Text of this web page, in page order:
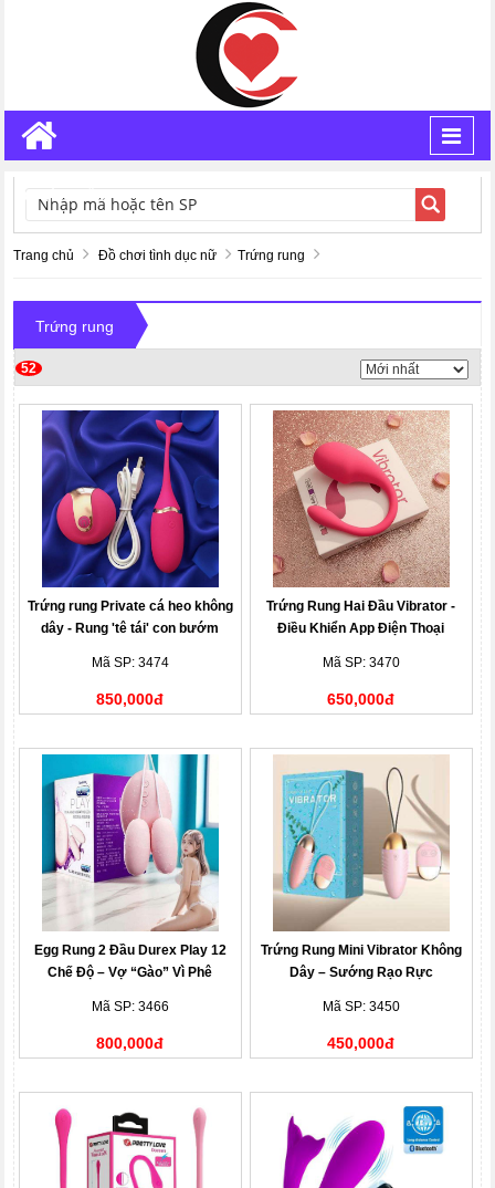
TÌM KIẾM
Trang chủ Đồ chơi tình dục nữ Trứng rung
Trứng rung
52
Trứng rung Private cá heo không
dây - Rung 'tê tái' con bướm
Mã SP: 3474
850,000đ
Trứng Rung Hai Đầu Vibrator -
Điều Khiển App Điện Thoại
Mã SP: 3470
650,000đ
Egg Rung 2 Đầu Durex Play 12
Chế Độ – Vợ “Gào” Vì Phê
Mã SP: 3466
800,000đ
Trứng Rung Mini Vibrator Không
Dây – Sướng Rạo Rực
Mã SP: 3450
450,000đ